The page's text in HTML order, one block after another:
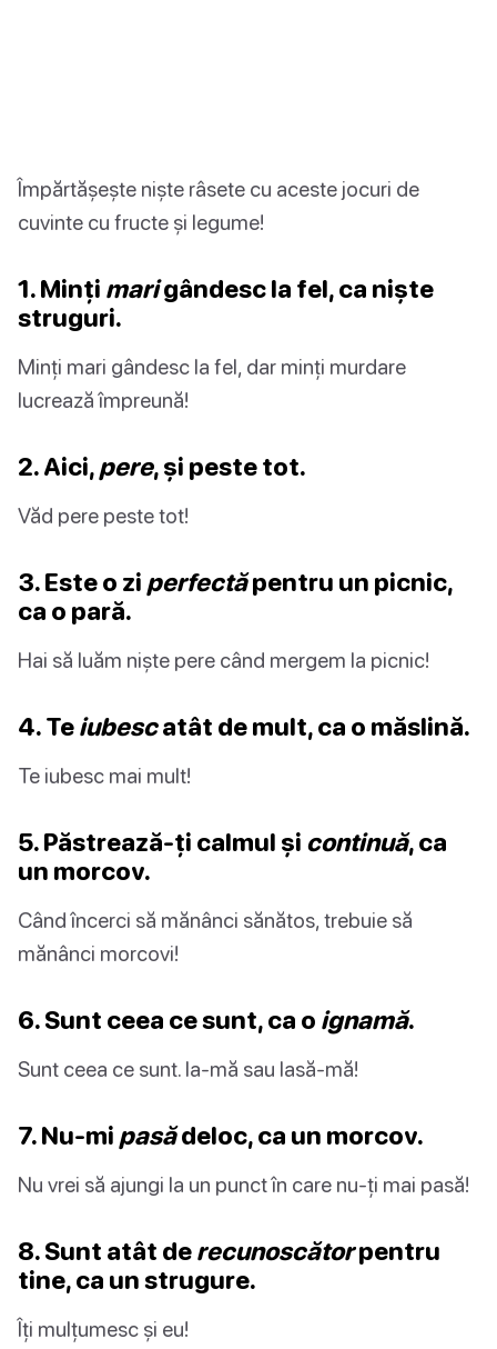
Împărtășește niște râsete cu aceste jocuri de
cuvinte cu fructe și legume!
1. Minți marigândesc la fel, ca niște
struguri.
Minți mari gândesc la fel, dar minți murdare
lucrează împreună!
2. Aici,pere, și peste tot.
Văd pere peste tot!
3. Este o zi perfectăpentru un picnic,
ca o pară.
Hai să luăm niște pere când mergem la picnic!
4. Teiubescatât de mult, ca o măslină.
Te iubesc mai mult!
5. Păstrează-ți calmul și continuă, ca
un morcov.
Când încerci să mănânci sănătos, trebuie să
mănânci morcovi!
6. Sunt ceea ce sunt, ca o ignamă.
Sunt ceea ce sunt. Ia-mă sau lasă-mă!
7. Nu-mi pasădeloc, ca un morcov.
Nu vrei să ajungi la un punct în care nu-ți mai pasă!
8. Sunt atât derecunoscătorpentru
tine, ca un strugure.
Îți mulțumesc și eu!